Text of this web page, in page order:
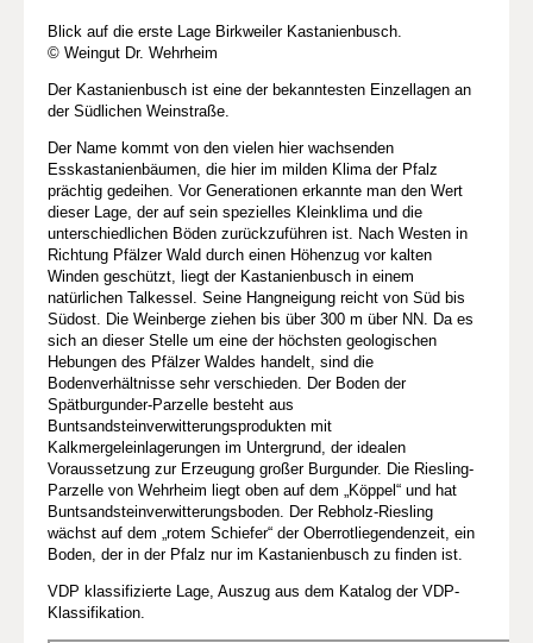
Blick auf die erste Lage Birkweiler Kastanienbusch.
© Weingut Dr. Wehrheim
Der Kastanienbusch ist eine der bekanntesten Einzellagen an
der Südlichen Weinstraße.
Der Name kommt von den vielen hier wachsenden
Esskastanienbäumen, die hier im milden Klima der Pfalz
prächtig gedeihen. Vor Generationen erkannte man den Wert
dieser Lage, der auf sein spezielles Kleinklima und die
unterschiedlichen Böden zurückzuführen ist. Nach Westen in
Richtung Pfälzer Wald durch einen Höhenzug vor kalten
Winden geschützt, liegt der Kastanienbusch in einem
natürlichen Talkessel. Seine Hangneigung reicht von Süd bis
Südost. Die Weinberge ziehen bis über 300 m über NN. Da es
sich an dieser Stelle um eine der höchsten geologischen
Hebungen des Pfälzer Waldes handelt, sind die
Bodenverhältnisse sehr verschieden. Der Boden der
Spätburgunder-Parzelle besteht aus
Buntsandsteinverwitterungsprodukten mit
Kalkmergeleinlagerungen im Untergrund, der idealen
Voraussetzung zur Erzeugung großer Burgunder. Die Riesling-
Parzelle von Wehrheim liegt oben auf dem „Köppel“ und hat
Buntsandsteinverwitterungsboden. Der Rebholz-Riesling
wächst auf dem „rotem Schiefer“ der Oberrotliegendenzeit, ein
Boden, der in der Pfalz nur im Kastanienbusch zu finden ist.
VDP klassifizierte Lage, Auszug aus dem Katalog der VDP-
Klassifikation.